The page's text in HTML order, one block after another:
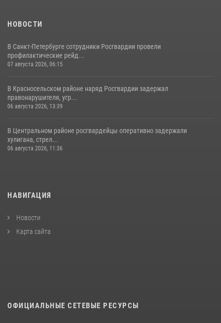
НОВОСТИ
В Санкт-Петербурге сотрудники Росгвардии провели
профилактические рейд...
07 августа 2026, 06:15
В Красносельском районе наряд Росгвардии задержал
правонарушителя, угр...
06 августа 2026, 13:39
В Центральном районе росгвардейцы оперативно задержали
хулигана, стрел...
06 августа 2026, 11:36
НАВИГАЦИЯ
Новости
Карта сайта
ОФИЦИАЛЬНЫЕ СЕТЕВЫЕ РЕСУРСЫ